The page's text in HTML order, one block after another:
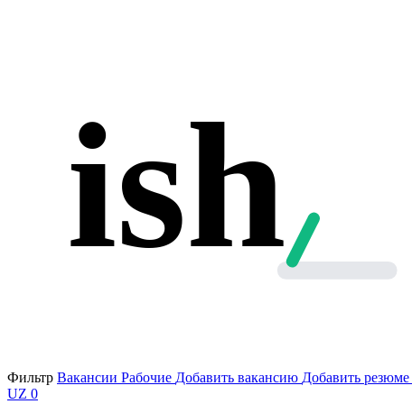
ish
Фильтр Вакансии Рабочие Добавить вакансию Добавить резюме
UZ 0